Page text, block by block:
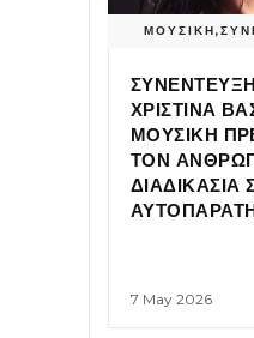
ΜΟΥΣΙΚΗ,
ΧΡΙΣΤΙΝΑ
ΜΟΥΣΙΚΗ
ΤΟΝ
ΔΙΑΔΙΚΑΣΙΑ
7 May 2026